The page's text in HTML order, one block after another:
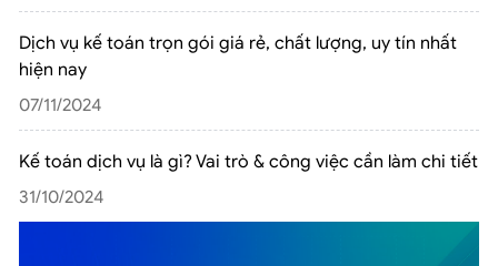
Dịch vụ kế toán trọn gói giá rẻ, chất lượng, uy tín nhất
hiện nay
07/11/2024
Kế toán dịch vụ là gì? Vai trò & công việc cần làm chi tiết
31/10/2024